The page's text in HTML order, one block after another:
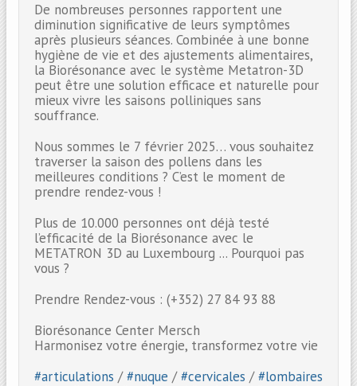
De nombreuses personnes rapportent une
diminution significative de leurs symptômes
après plusieurs séances. Combinée à une bonne
hygiène de vie et des ajustements alimentaires,
la Biorésonance avec le système Metatron-3D
peut être une solution efficace et naturelle pour
mieux vivre les saisons polliniques sans
souffrance.
Nous sommes le 7 février 2025… vous souhaitez
traverser la saison des pollens dans les
meilleures conditions ? C’est le moment de
prendre rendez-vous !
Plus de 10.000 personnes ont déjà testé
l’efficacité de la Biorésonance avec le
METATRON 3D au Luxembourg ... Pourquoi pas
vous ?
Prendre Rendez-vous : (+352) 27 84 93 88
Biorésonance Center Mersch
Harmonisez votre énergie, transformez votre vie
#articulations /#nuque /#cervicales /#lombaires